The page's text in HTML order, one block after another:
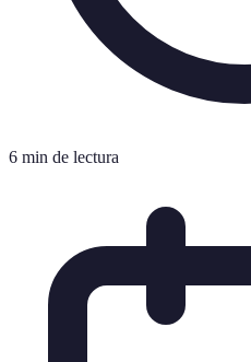
6 min de lectura